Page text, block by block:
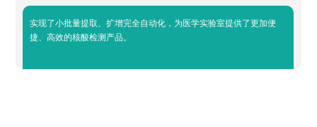
实现了小批量提取、扩增完全自动化，为医学实验室提供了更加便
捷、高效的核酸检测产品。